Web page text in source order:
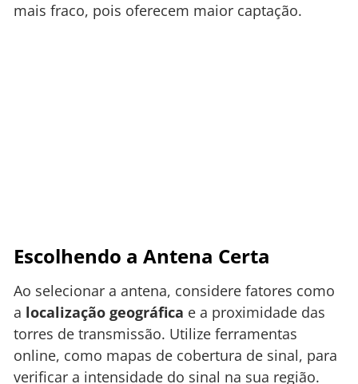
mais fraco, pois oferecem maior captação.
Escolhendo a Antena Certa
Ao selecionar a antena, considere fatores como
a localização geográfica e a proximidade das
torres de transmissão. Utilize ferramentas
online, como mapas de cobertura de sinal, para
verificar a intensidade do sinal na sua região.